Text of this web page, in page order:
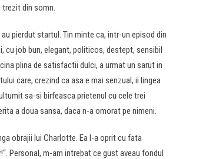
din somn.
pierdut startul. Tin minte ca, intr-un episod din
cu job bun, elegant, politicos, destept, sensibil
plina de satisfactii dulci, a urmat un sarut in
care, crezind ca asa e mai senzual, ii lingea
sa-si birfeasca prietenul cu cele trei
a doua sansa, daca n-a omorat pe nimeni.
obrajii lui Charlotte. Ea l-a oprit cu fata
Personal, m-am intrebat ce gust aveau fondul